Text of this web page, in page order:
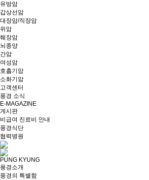
유방암
갑상선암
대장암/직장암
위암
췌장암
뇌종양
간암
여성암
호흡기암
소화기암
고객센터
풍경 소식
E-MAGAZINE
게시판
비급여 진료비 안내
풍경식단
협력병원
PUNG KYUNG
풍경소개
풍경의 특별함